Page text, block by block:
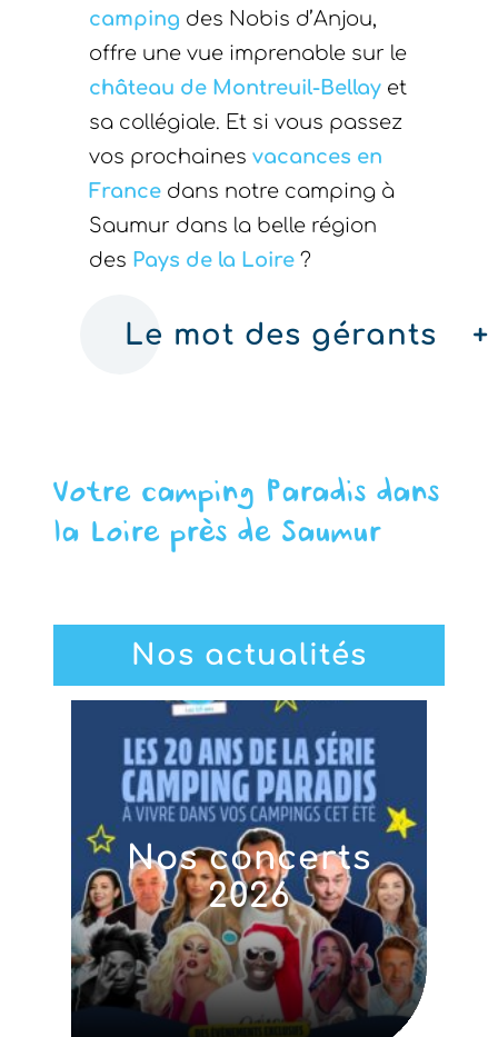
camping des Nobis d’Anjou,
offre une vue imprenable sur le
château de Montreuil-Bellay et
sa collégiale. Et si vous passez
vos prochaines vacances en
France dans notre camping à
Saumur dans la belle région
des Pays de la Loire ?
Le mot des gérants +
Votre camping Paradis dans
la Loire près de Saumur
Nos actualités
Nouveauté :
Salles d’eau
privative-
sanitaires
privés